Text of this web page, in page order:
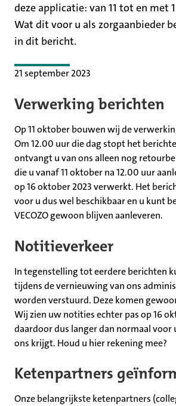
deze applicatie: van 11 tot en met
Wat dit voor u als zorgaanbieder
in dit bericht.
21 september 2023
Verwerking berichten
Op 11 oktober bouwen wij de
Om 12.00 uur die dag stopt het
ontvangt u van ons alleen nog
die u vanaf 11 oktober na 12.00 uur
op 16 oktober 2023 verwerkt. Het
voor u dus wel beschikbaar en u kunt
VECOZO gewoon blijven aanleveren.
Notitieverkeer
In tegenstelling tot eerdere berichten
tijdens de vernieuwing van ons
worden verstuurd. Deze komen
Wij zien uw notities echter pas op 16
daardoor dus langer dan normaal voor
ons krijgt. Houd u hier rekening mee?
Ketenpartners
Onze belangrijkste ketenpartners